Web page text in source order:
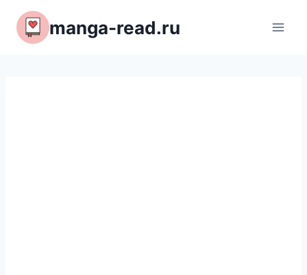
Перейти
содержимому
manga-read.ru